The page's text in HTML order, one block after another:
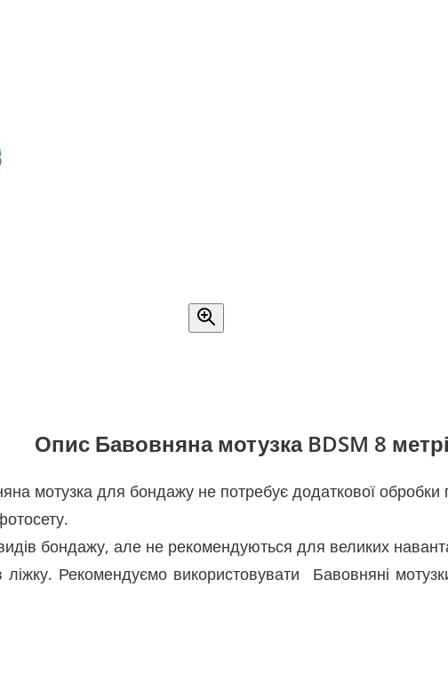
Опис Бавовняна мотузка BDSM 8
мотузка для бондажу не потребує додаткової
бондажу, але не рекомендуються для великих
Рекомендуємо використовувати Бавовняні